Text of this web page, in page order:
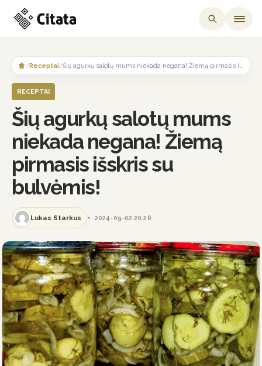
content
/Receptai/
RECEPTAI
Šių agurkų salotų mums
niekada negana! Žiemą
pirmasis išskris su
bulvėmis!
Lukas Starkus 2024-09-02 20:26